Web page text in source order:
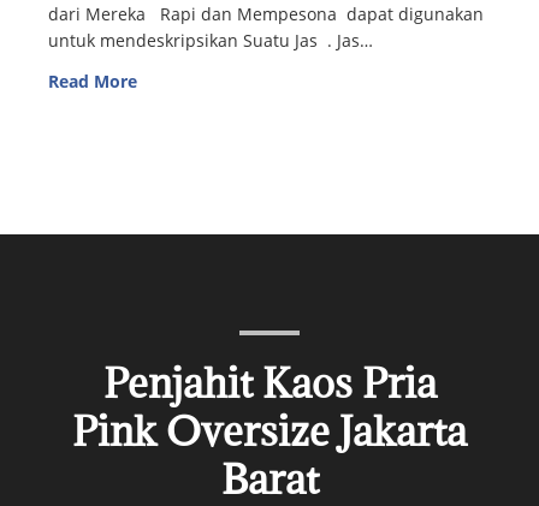
dari Mereka Rapi dan Mempesona dapat digunakan
untuk mendeskripsikan Suatu Jas . Jas…
Read More
Penjahit Kaos Pria
Pink Oversize Jakarta
Barat